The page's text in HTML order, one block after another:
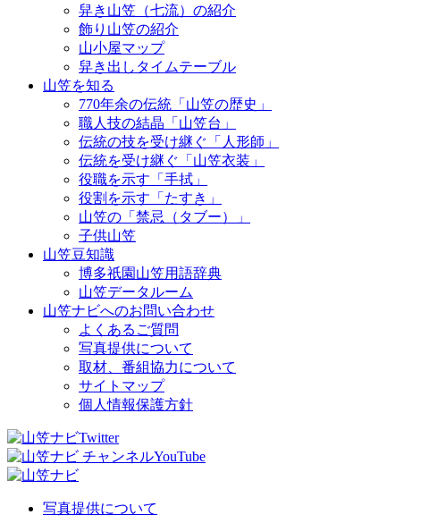
舁き山笠（七流）の紹介
飾り山笠の紹介
山小屋マップ
舁き出しタイムテーブル
山笠を知る
770年余の伝統「山笠の歴史」
職人技の結晶「山笠台」
伝統の技を受け継ぐ「人形師」
伝統を受け継ぐ「山笠衣装」
役職を示す「手拭」
役割を示す「たすき」
山笠の「禁忌（タブー）」
子供山笠
山笠豆知識
博多祇園山笠用語辞典
山笠データルーム
山笠ナビへのお問い合わせ
よくあるご質問
写真提供について
取材、番組協力について
サイトマップ
個人情報保護方針
写真提供について